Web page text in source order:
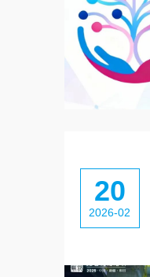
20
2026-02